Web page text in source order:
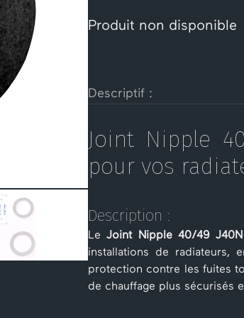
Produit non disponible
Descriptif :
Joint Nipple
pour vos
Description :
LeJoint Nipple 40/49 J40N
installations de radiateurs,
protection contre les fuites
de chauffage plus sécurisés